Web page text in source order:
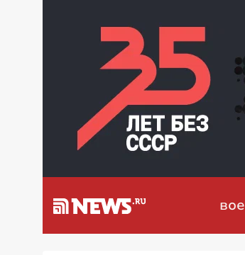
на Украине: мирные переговоры